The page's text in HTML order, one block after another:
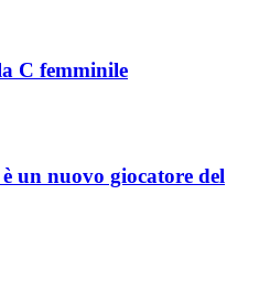
C femminile
un nuovo giocatore del